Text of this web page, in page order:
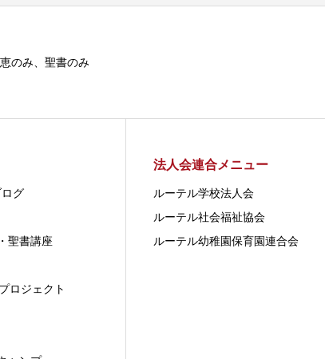
のみ、聖書のみ
グ
聖書講座
ロジェクト
法人会連合メニュー
ルーテル学校法人会
ルーテル社会福祉協会
ルーテル幼稚園保育園連合会